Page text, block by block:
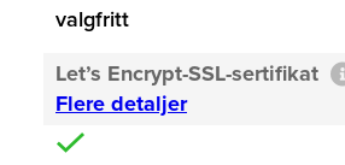
valgfritt
Let’s Encrypt-SSL-sertifikat
Flere detaljer